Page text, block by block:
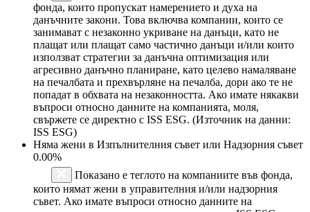
фонда, които пропускат намерението и духа на
данъчните закони. Това включва компании, които се
занимават с незаконно укриване на данъци, като не
плащат или плащат само частично данъци и/или които
използват стратегии за данъчна оптимизация или
агресивно данъчно планиране, като целево намаляване
на печалбата и прехвърляне на печалба, дори ако те не
попадат в обхвата на незаконността. Ако имате някакви
въпроси относно данните на компанията, моля,
свържете се директно с ISS ESG. (Източник на данни:
ISS ESG)
Няма жени в Изпълнителния съвет или Надзорния съвет
0.00%
Показано е теглото на компаниите във фонда,
които нямат жени в управителния и/или надзорния
съвет. Ако имате въпроси относно данните на